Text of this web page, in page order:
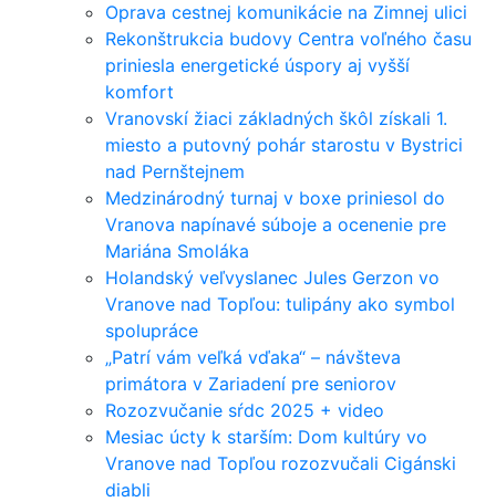
Oprava cestnej komunikácie na Zimnej ulici
Rekonštrukcia budovy Centra voľného času
priniesla energetické úspory aj vyšší
komfort
Vranovskí žiaci základných škôl získali 1.
miesto a putovný pohár starostu v Bystrici
nad Pernštejnem
Medzinárodný turnaj v boxe priniesol do
Vranova napínavé súboje a ocenenie pre
Mariána Smoláka
Holandský veľvyslanec Jules Gerzon vo
Vranove nad Topľou: tulipány ako symbol
spolupráce
„Patrí vám veľká vďaka“ – návšteva
primátora v Zariadení pre seniorov
Rozozvučanie sŕdc 2025 + video
Mesiac úcty k starším: Dom kultúry vo
Vranove nad Topľou rozozvučali Cigánski
diabli